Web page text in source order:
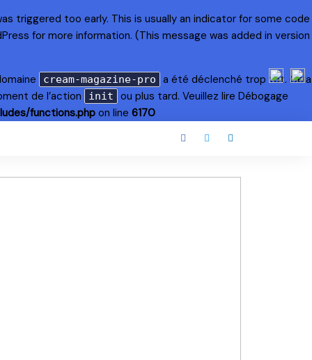
triggered too early. This is usually an indicator for some code
for more information. (This message was added in version
cream-magazine-pro
a été déclenché trop tôt. Cela
de l’action
init ou plus tard. Veuillez lire Débogage
functions.php on line 6170